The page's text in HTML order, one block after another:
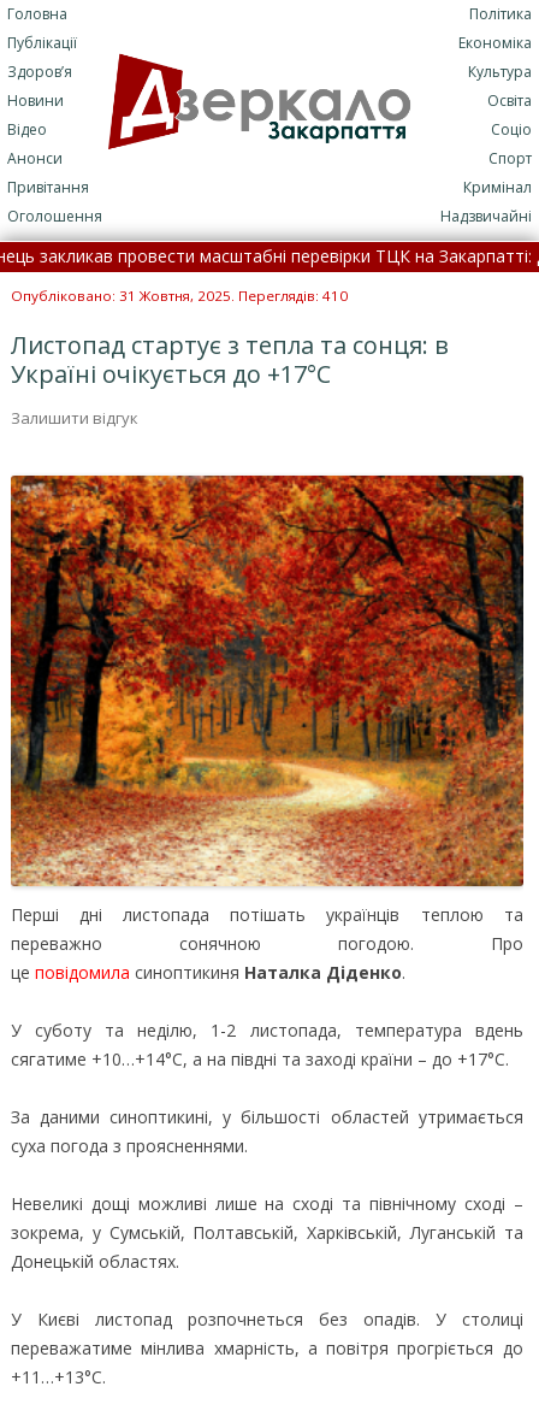
Головна
Публікації
Здоров’я
Новини
Відео
Анонси
Привітання
Оголошення
Політика
Економіка
Культура
Освіта
Соціо
Спорт
Кримінал
Надзвичайні
провести масштабні перевірки ТЦК на Закарпатті:
сумна звістка про втрату серед закарпатських
Опубліковано: 31 Жовтня, 2025. Переглядів: 410
Листопад стартує з тепла та сонця: в
Україні очікується до +17°С
Залишити відгук
Перші дні листопада потішать українців теплою та
переважно сонячною погодою. Про
це повідомила синоптикиня Наталка Діденко.
У суботу та неділю, 1-2 листопада, температура вдень
сягатиме +10…+14°С, а на півдні та заході країни – до +17°С.
За даними синоптикині, у більшості областей утримається
суха погода з проясненнями.
Невеликі дощі можливі лише на сході та північному сході –
зокрема, у Сумській, Полтавській, Харківській, Луганській та
Донецькій областях.
У Києві листопад розпочнеться без опадів. У столиці
переважатиме мінлива хмарність, а повітря прогріється до
+11…+13°С.